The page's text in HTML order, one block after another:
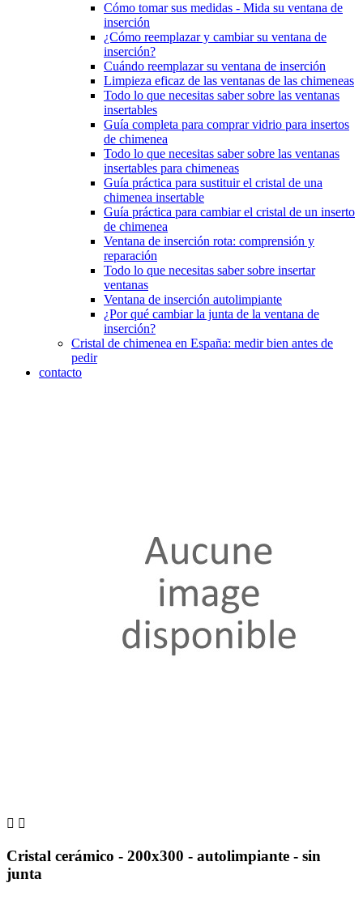
Cómo tomar sus medidas - Mida su ventana de
inserción
¿Cómo reemplazar y cambiar su ventana de
inserción?
Cuándo reemplazar su ventana de inserción
Limpieza eficaz de las ventanas de las chimeneas
Todo lo que necesitas saber sobre las ventanas
insertables
Guía completa para comprar vidrio para insertos
de chimenea
Todo lo que necesitas saber sobre las ventanas
insertables para chimeneas
Guía práctica para sustituir el cristal de una
chimenea insertable
Guía práctica para cambiar el cristal de un inserto
de chimenea
Ventana de inserción rota: comprensión y
reparación
Todo lo que necesitas saber sobre insertar
ventanas
Ventana de inserción autolimpiante
¿Por qué cambiar la junta de la ventana de
inserción?
Cristal de chimenea en España: medir bien antes de
pedir
contacto
 
Cristal cerámico - 200x300 - autolimpiante - sin
junta